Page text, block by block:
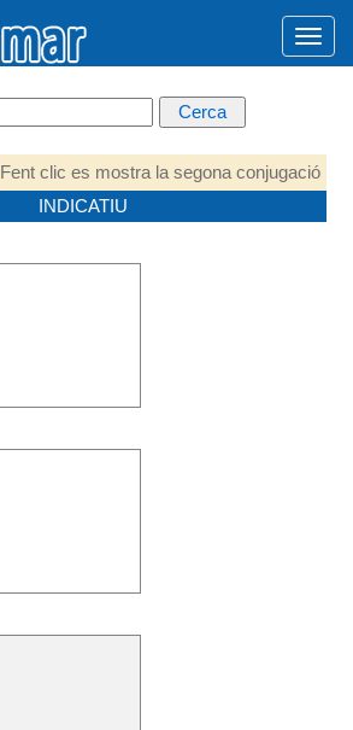
Fent clic es mostra la segona conjugació
INDICATIU